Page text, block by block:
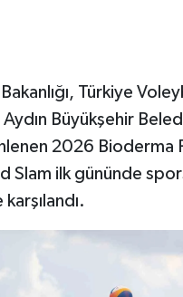
Türkiye
Büyükşehir
2026 Bioderma
Slam ilk gününde